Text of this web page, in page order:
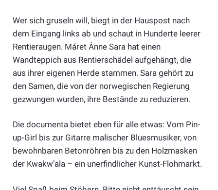
Wer sich gruseln will, biegt in der Hauspost nach
dem Eingang links ab und schaut in Hunderte leerer
Rentieraugen. Máret Ánne Sara hat einen
Wandteppich aus Rentierschädel aufgehängt, die
aus ihrer eigenen Herde stammen. Sara gehört zu
den Samen, die von der norwegischen Regierung
gezwungen wurden, ihre Bestände zu reduzieren.
Die documenta bietet eben für alle etwas: Vom Pin-
up-Girl bis zur Gitarre malischer Bluesmusiker, von
bewohnbaren Betonröhren bis zu den Holzmasken
der Kwakw’ala – ein unerfindlicher Kunst-Flohmarkt.